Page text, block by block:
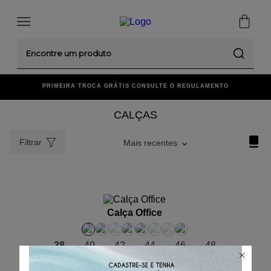
PRIMEIRA TROCA GRÁTIS CONSULTE O REGULAMENTO
CALÇAS
Filtrar Mais recentes
ADICIONAR AO CARRINHO
Calça Office
38 40 42 44 46 48
R$ 499,00 /6x deR$ 83 16